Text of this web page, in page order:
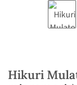
Hikuri